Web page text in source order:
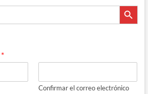
Botón de
*
Confirmar el correo electrónico